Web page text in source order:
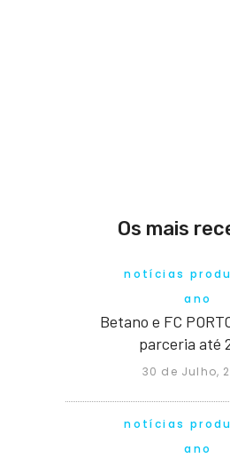
Os mais
notícias
ano
Betano e FC
parceria até
30 de Julho,
notícias
ano